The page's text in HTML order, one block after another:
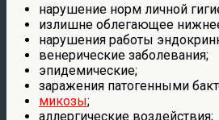
нарушение норм личной
излишне облегающее
нарушения работы
венерические заболевания;
эпидемические;
заражения патогенными
микозы;
аллергические воздействия;